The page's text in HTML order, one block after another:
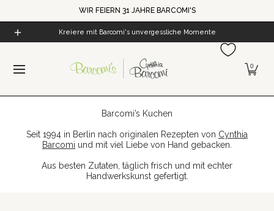
Zum Hauptinhalt springenWIR FEIERN 31 JAHRE BARCOMI'S
Alle Produkte Cynthia's Welt Barcomi's
Kreiere mit Barcomi's unvergessliche Momente
0
Barcomi’s Kuchen
Seit 1994 in Berlin nach originalen Rezepten von Cynthia
Barcomi und mit viel Liebe von Hand gebacken.
Aus besten Zutaten, täglich frisch und mit echter
Handwerkskunst gefertigt.